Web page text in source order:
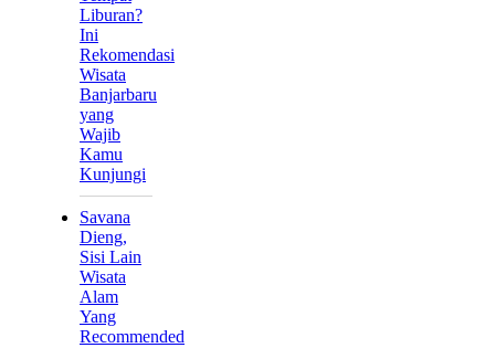
Liburan?
Ini
Rekomendasi
Wisata
Banjarbaru
yang
Wajib
Kamu
Kunjungi
Savana
Dieng,
Sisi Lain
Wisata
Alam
Yang
Recommended